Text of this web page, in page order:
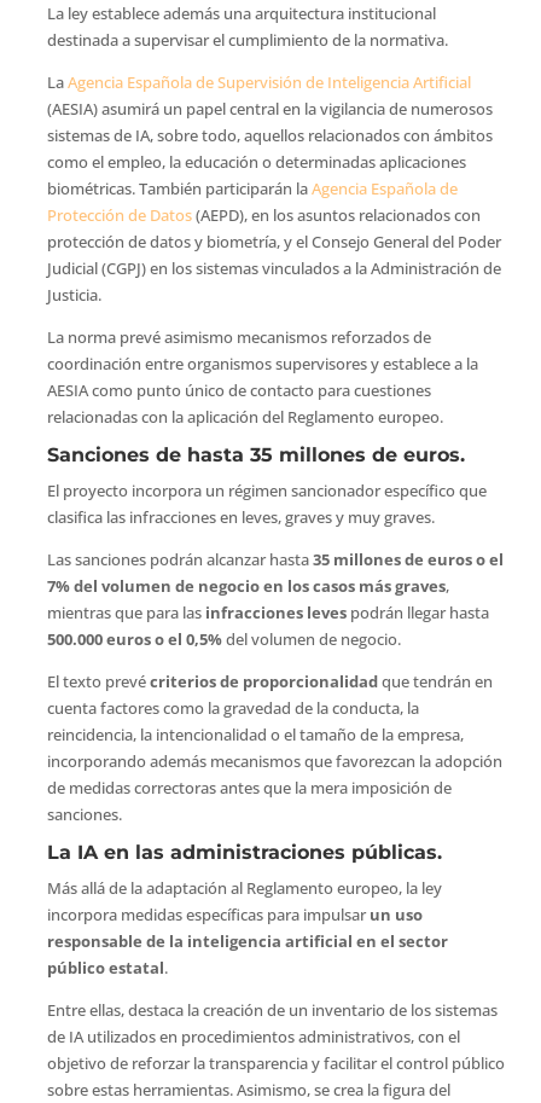
La ley establece además una arquitectura institucional
destinada a supervisar el cumplimiento de la normativa.
LaAgencia Española de Supervisión de Inteligencia Artificial
(AESIA) asumirá un papel central en la vigilancia de numerosos
sistemas de IA, sobre todo, aquellos relacionados con ámbitos
como el empleo, la educación o determinadas aplicaciones
biométricas. También participarán laAgencia Española de
Protección de Datos(AEPD), en los asuntos relacionados con
protección de datos y biometría, y el Consejo General del Poder
Judicial (CGPJ) en los sistemas vinculados a la Administración de
Justicia.
La norma prevé asimismo mecanismos reforzados de
coordinación entre organismos supervisores y establece a la
AESIA como punto único de contacto para cuestiones
relacionadas con la aplicación del Reglamento europeo.
Sanciones de hasta 35 millones de euros.
El proyecto incorpora un régimen sancionador específico que
clasifica las infracciones en leves, graves y muy graves.
Las sanciones podrán alcanzar hasta35 millones de euros o el
7% del volumen de negocio en los casos más graves,
mientras que para las infracciones levespodrán llegar hasta
500.000 euros o el 0,5%del volumen de negocio.
El texto prevécriterios de proporcionalidadque tendrán en
cuenta factores como la gravedad de la conducta, la
reincidencia, la intencionalidad o el tamaño de la empresa,
incorporando además mecanismos que favorezcan la adopción
de medidas correctoras antes que la mera imposición de
sanciones.
La IA en las administraciones públicas.
Más allá de la adaptación al Reglamento europeo, la ley
incorpora medidas específicas para impulsarun uso
responsable de la inteligencia artificial en el sector
público estatal.
Entre ellas, destaca la creación de un inventario de los sistemas
de IA utilizados en procedimientos administrativos, con el
objetivo de reforzar la transparencia y facilitar el control público
sobre estas herramientas. Asimismo, se crea la figura del